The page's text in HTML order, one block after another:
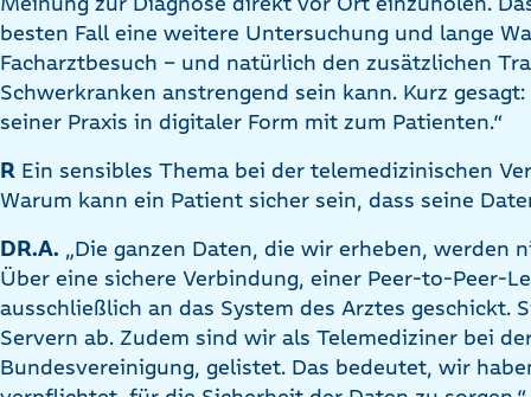
besten Fall eine weitere Untersuchung und lange
Facharztbesuch – und natürlich den zusätzlichen
Schwerkranken anstrengend sein kann. Kurz
seiner Praxis in digitaler Form mit zum Patienten.“
R Ein sensibles Thema bei der telemedizinischen
Warum kann ein Patient sicher sein, dass seine
DR.A. „Die ganzen Daten, die wir erheben, werden
Über eine sichere Verbindung, einer Peer-to-Peer-
ausschließlich an das System des Arztes geschickt.
Servern ab. Zudem sind wir als Telemediziner bei
Bundesvereinigung, gelistet. Das bedeutet, wir